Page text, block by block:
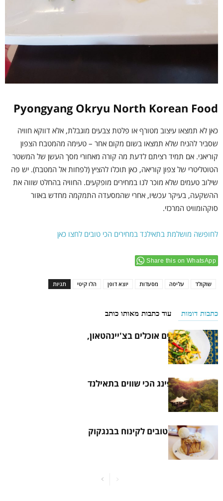
Pyongyang Okryu North Korean Food
כאן לא תמצאו עיצוב מטורף או פלטת צבעים מוגבלת, אלא דווקא חוויה
שסביר להניח שלא תמצאו בשום מקום אחר – טעימה מהמטבח הצפון
קוריאני. אם תמיד רציתם לדעת מה קורה מאחורי מסך העשן של המשטר
הטוטליטרי של צפון קוריאה, כאן תוכלו להציץ (לפחות אל המטבח). יש פה
שילוב טעמים שלא מוכר לנו במחירים מופקעים. החוויה בהחלט שווה את
ההשקעה, בעיקר עכשיו, אחרי שהמסעדה התמקמה מחדש באזור
סוקהומוויט המרכזי.
לחופשה מושלמת בתאילנד במחירים הכי טובים לחצו כאן
Share this on WhatsApp
תגיות הלו קיטי יוצא דופן מסעדות עליסה שוקולד
כתבות דומות עוד כתבות מאותו כותב
איפה המקומיים אוכלים בצ'יינהטאון,
בנגקוק
אתרי הגלאמפינג הכי שווים בתאילנד
המקומות הכי טובים לקינוח בבנגקוק